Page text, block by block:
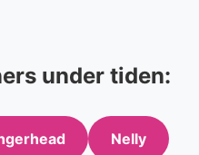
under tiden:
Nelly